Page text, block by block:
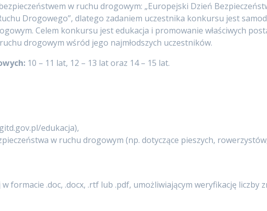
w ruchu drogowym: „Europejski Dzień
Drogowego”, dlatego zadaniem uczestnika konkursu jest
Celem konkursu jest edukacja i promowanie właściwych
drogowym wśród jego najmłodszych uczestników.
10 – 11 lat, 12 – 13 lat oraz 14 – 15 lat.
edukacja),
w ruchu drogowym (np. dotyczące pieszych,
formacie .doc, .docx, .rtf lub .pdf, umożliwiającym weryfikację liczby